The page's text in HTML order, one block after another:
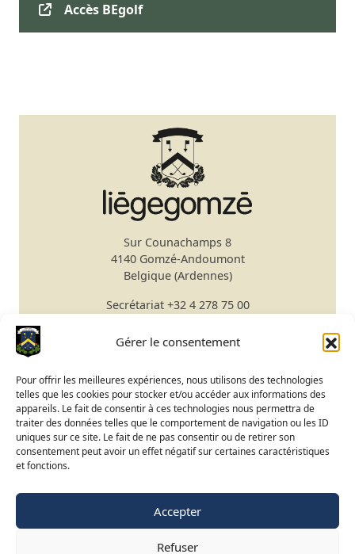
Gérer le consentement
Pour offrir les meilleures expériences, nous utilisons des technologies
telles que les cookies pour stocker et/ou accéder aux informations des
appareils. Le fait de consentir à ces technologies nous permettra de
traiter des données telles que le comportement de navigation ou les ID
uniques sur ce site. Le fait de ne pas consentir ou de retirer son
consentement peut avoir un effet négatif sur certaines caractéristiques
et fonctions.
Accepter
Refuser
Accès BEgolf
Sur Counachamps 8
4140 Gomzé-Andoumont
Belgique (Ardennes)
Secrétariat+32 4 278 75 00
Bar/Restaurant+32 4 278 75 03
Réserver un green fee
Apprendre le golf
Calendrier du Club
Ouverture du terrain
FR NL EN
2015-2025 Golf de Liège-Gomzé